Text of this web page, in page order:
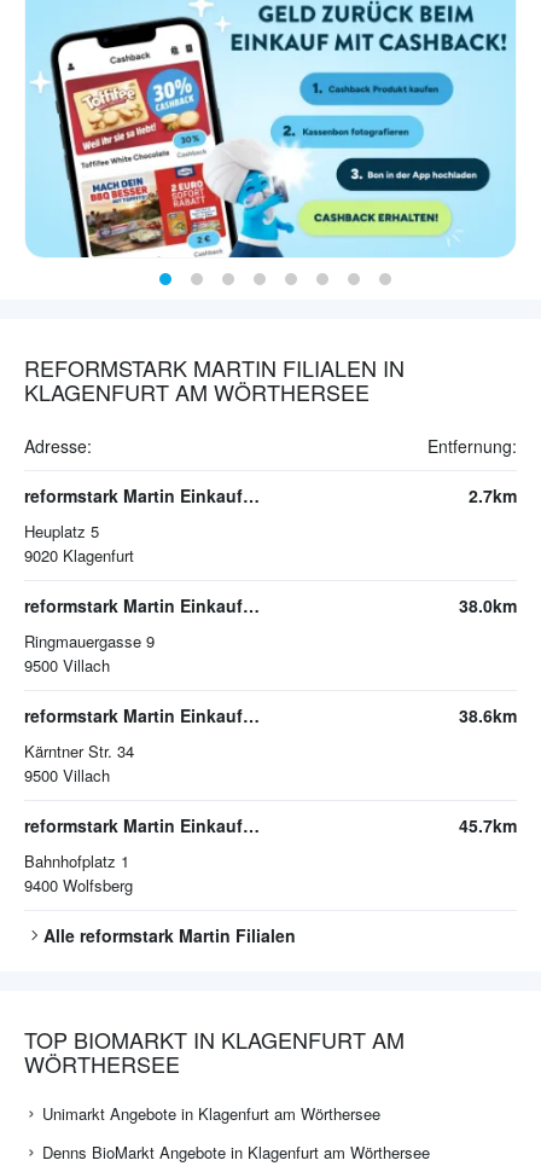
REFORMSTARK MARTIN FILIALEN IN
KLAGENFURT AM WÖRTHERSEE
Adresse: Entfernung:
reformstark Martin Einkaufszentrum City Arkaden
Heuplatz 5
9020 Klagenfurt
2.7km
reformstark Martin Einkaufszentrum Interspar
Ringmauergasse 9
9500 Villach
38.0km
reformstark Martin Einkaufszentrum Atrio
Kärntner Str. 34
9500 Villach
38.6km
reformstark Martin Einkaufszentrum Tenorio
Bahnhofplatz 1
9400 Wolfsberg
45.7km
Alle reformstark Martin Filialen
TOP BIOMARKT IN KLAGENFURT AM
WÖRTHERSEE
Unimarkt Angebote in Klagenfurt am Wörthersee
Denns BioMarkt Angebote in Klagenfurt am Wörthersee